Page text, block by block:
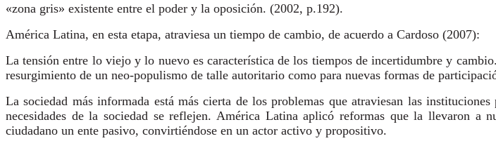
«zona gris» existente entre el poder y la oposición. (2002, p.192).
América Latina, en esta etapa, atraviesa un tiempo de cambio, de acuerdo a Cardoso (2007):
La tensión entre lo viejo y lo nuevo es característica de los tiempos de incertidumbre y
resurgimiento de un neo-populismo de talle autoritario como para nuevas formas de
La sociedad más informada está más cierta de los problemas que atraviesan las
necesidades de la sociedad se reflejen. América Latina aplicó reformas que la llevaron a
ciudadano un ente pasivo, convirtiéndose en un actor activo y propositivo.